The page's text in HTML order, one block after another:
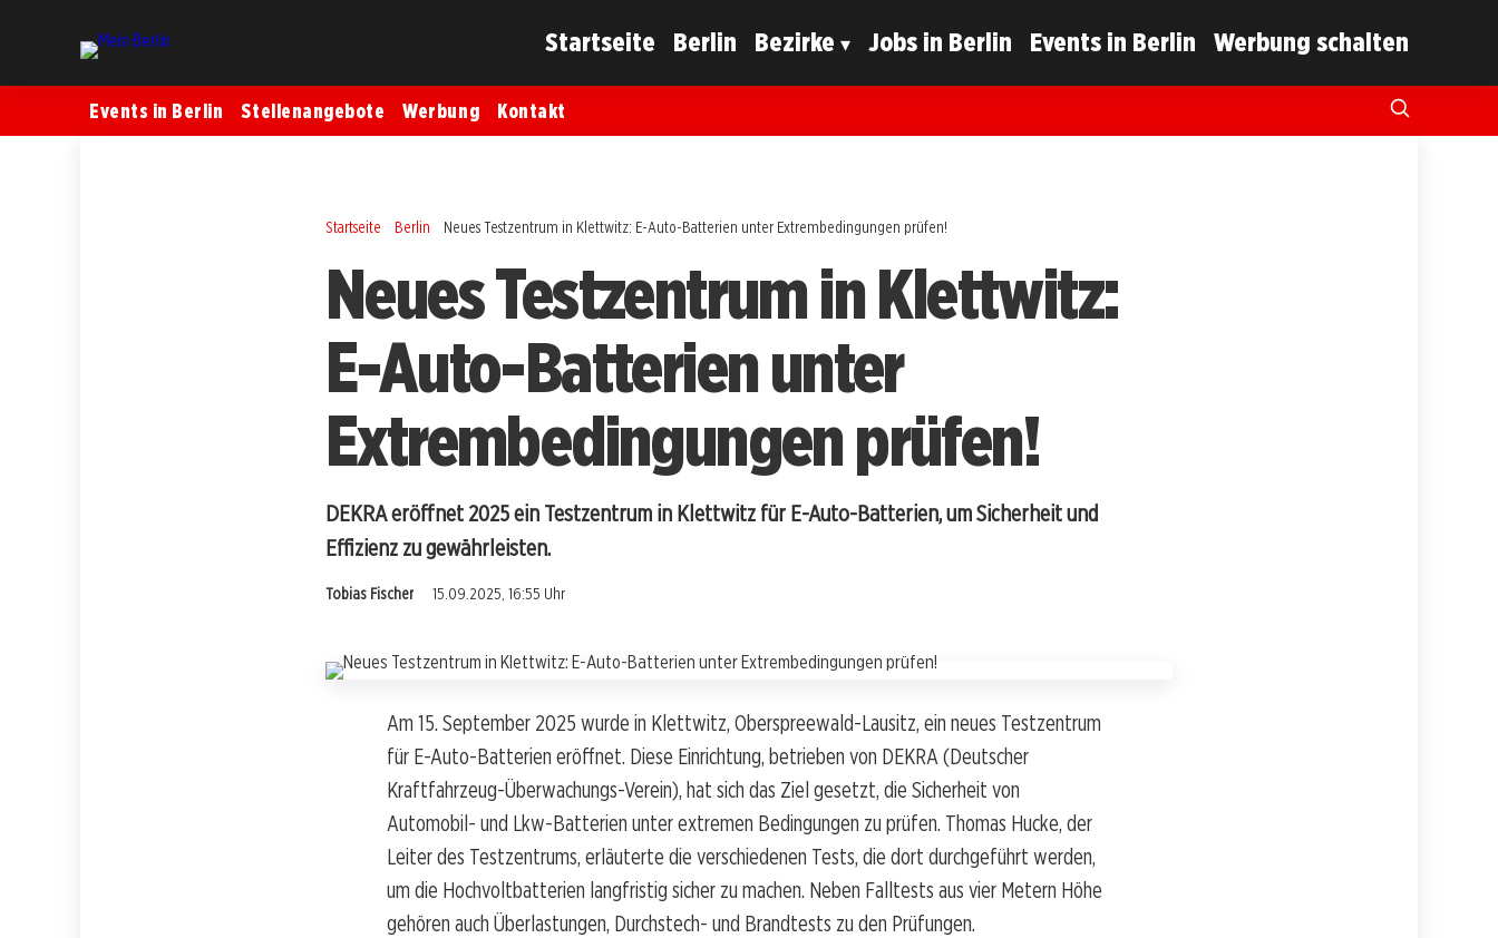
Startseite Berlin Bezirke Jobs in Berlin Events in Berlin Werbung schalten
Events in Berlin Stellenangebote Werbung Kontakt
Startseite Berlin Neues Testzentrum in Klettwitz: E-Auto-Batterien unter Extrembedingungen prüfen!
Neues Testzentrum in Klettwitz:
E-Auto-Batterien unter
Extrembedingungen prüfen!
DEKRA eröffnet 2025 ein Testzentrum in Klettwitz für E-Auto-Batterien, um Sicherheit und
Effizienz zu gewährleisten.
Tobias Fischer 15.09.2025, 16:55 Uhr
Am 15. September 2025 wurde in Klettwitz, Oberspreewald-Lausitz, ein neues Testzentrum
für E-Auto-Batterien eröffnet. Diese Einrichtung, betrieben von DEKRA (Deutscher
Kraftfahrzeug-Überwachungs-Verein), hat sich das Ziel gesetzt, die Sicherheit von
Automobil- und Lkw-Batterien unter extremen Bedingungen zu prüfen. Thomas Hucke, der
Leiter des Testzentrums, erläuterte die verschiedenen Tests, die dort durchgeführt werden,
um die Hochvoltbatterien langfristig sicher zu machen. Neben Falltests aus vier Metern Höhe
gehören auch Überlastungen, Durchstech- und Brandtests zu den Prüfungen.